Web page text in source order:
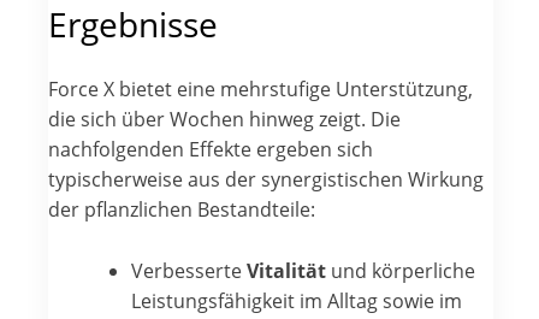
Ergebnisse
Force X bietet eine mehrstufige Unterstützung,
die sich über Wochen hinweg zeigt. Die
nachfolgenden Effekte ergeben sich
typischerweise aus der synergistischen Wirkung
der pflanzlichen Bestandteile:
VerbesserteVitalitätund körperliche
Leistungsfähigkeit im Alltag sowie im